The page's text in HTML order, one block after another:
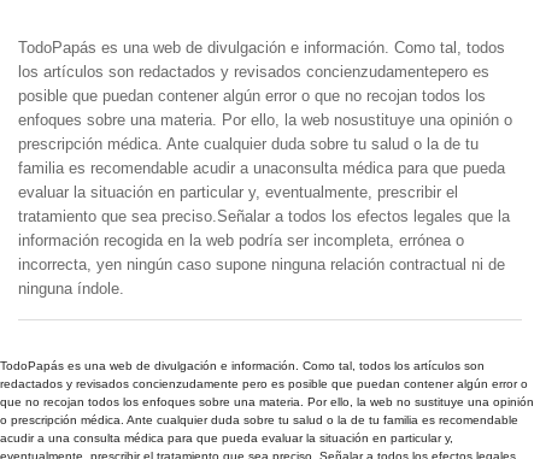
TodoPapás es una web de divulgación e información. Como tal, todos
los artículos son redactados y revisados concienzudamentepero es
posible que puedan contener algún error o que no recojan todos los
enfoques sobre una materia. Por ello, la web nosustituye una opinión o
prescripción médica. Ante cualquier duda sobre tu salud o la de tu
familia es recomendable acudir a unaconsulta médica para que pueda
evaluar la situación en particular y, eventualmente, prescribir el
tratamiento que sea preciso.Señalar a todos los efectos legales que la
información recogida en la web podría ser incompleta, errónea o
incorrecta, yen ningún caso supone ninguna relación contractual ni de
ninguna índole.
TodoPapás es una web de divulgación e información. Como tal, todos los artículos son
redactados y revisados concienzudamente pero es posible que puedan contener algún error o
que no recojan todos los enfoques sobre una materia. Por ello, la web no sustituye una opinión
o prescripción médica. Ante cualquier duda sobre tu salud o la de tu familia es recomendable
acudir a una consulta médica para que pueda evaluar la situación en particular y,
eventualmente, prescribir el tratamiento que sea preciso. Señalar a todos los efectos legales